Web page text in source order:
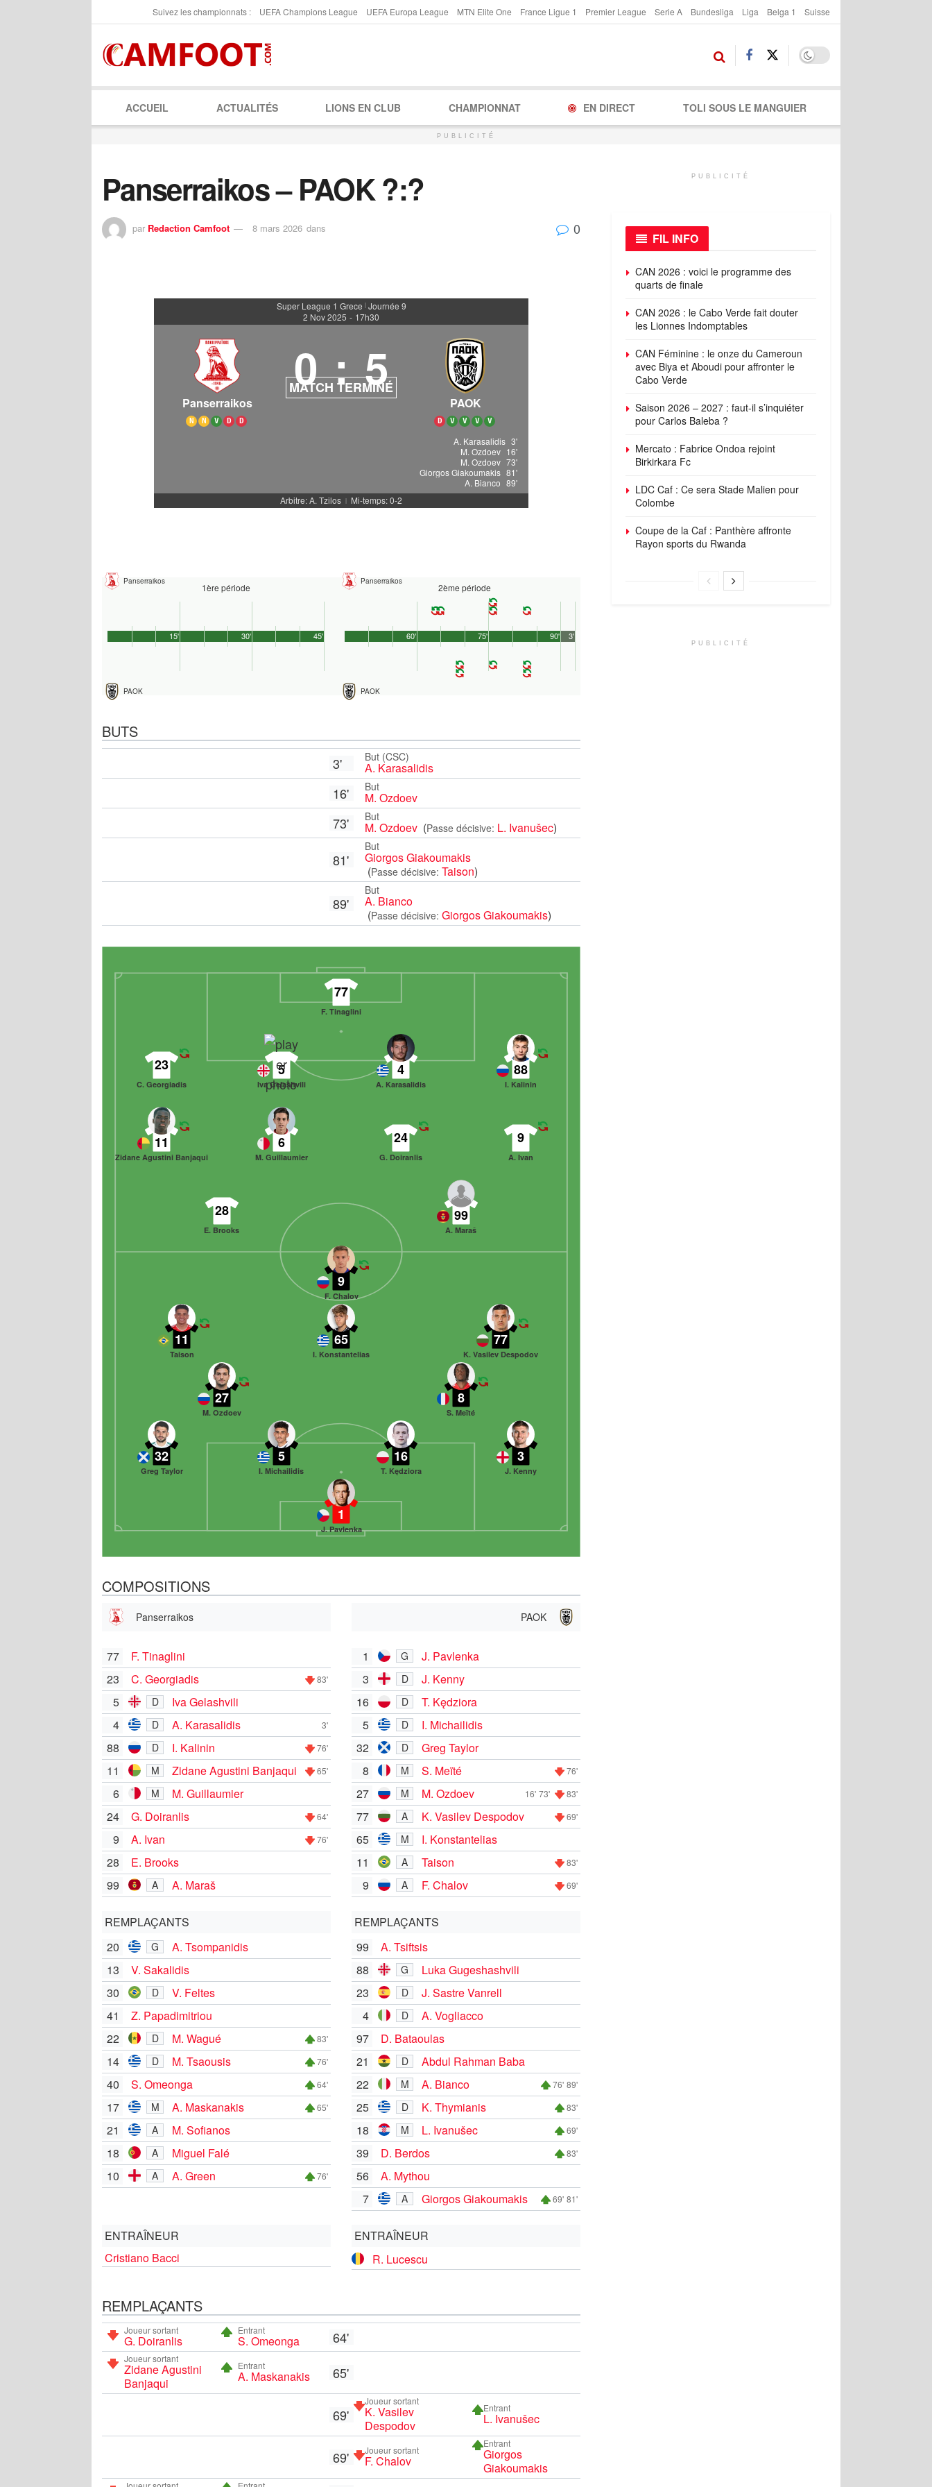
Suivez les championnats : UEFA Champions League UEFA Europa League MTN Elite One France Ligue 1 Premier League Serie A Bundesliga Liga Belga 1 Suisse
ACCUEIL ACTUALITÉS LIONS EN CLUB CHAMPIONNAT EN DIRECT TOLI SOUS LE MANGUIER
PUBLICITÉ
Panserraikos – PAOK ?:?
par Redaction Camfoot 8 mars 2026 dans 0
Super League 1 Grece | Journée 9
2 Nov 2025 - 17h30
Panserraikos
N N V D D
0 : 5
MATCH TERMINÉ
PAOK
D V V V V
A. Karasalidis 3'
M. Ozdoev 16'
M. Ozdoev 73'
Giorgos Giakoumakis 81'
A. Bianco 89'
Arbitre: A. Tzilos | Mi-temps: 0-2
Panserraikos
1ère période
PAOK
45'
15' 30'
Panserraikos
2ème période
PAOK
90'
60' 75' 3'
BUTS
3' But (CSC)
A. Karasalidis
16' But
M. Ozdoev
73' But
M. Ozdoev (Passe décisive: L. Ivanušec)
81'
But
Giorgos Giakoumakis
(Passe décisive: Taison)
89'
But
A. Bianco
(Passe décisive: Giorgos Giakoumakis)
77
F. Tinaglini
88
I. Kalinin
4
A. Karasalidis
5
Iva Gelashvili
23
C. Georgiadis
9
A. Ivan
24
G. Doiranlis
6
M. Guillaumier
11
Zidane Agustini Banjaqui
99
A. Maraš
28
E. Brooks
1
J. Pavlenka
32
Greg Taylor
5
I. Michailidis
16
T. Kędziora
3
J. Kenny
27
M. Ozdoev
8
S. Meïté
11
Taison
65
I. Konstantelias
77
K. Vasilev Despodov
9
F. Chalov
COMPOSITIONS
Panserraikos
77
F. Tinaglini
23
C. Georgiadis 83'
5 D
Iva Gelashvili
4
D A. Karasalidis 3'
88 D I. Kalinin 76'
11 M Zidane Agustini Banjaqui 65'
6 M
M. Guillaumier
24
G. Doiranlis 64'
9 A. Ivan 76'
28
E. Brooks
99
A A. Maraš
REMPLAÇANTS
20
G
A. Tsompanidis
13
V. Sakalidis
30
D
V. Feltes
41
Z. Papadimitriou
22
D M. Wagué 83'
14 D M. Tsaousis 76'
40 S. Omeonga 64'
17 M A. Maskanakis 65'
21 A
M. Sofianos
18
A
Miguel Falé
10
A A. Green 76'
ENTRAÎNEUR
Cristiano Bacci
PAOK
1 G
J. Pavlenka
3
D
J. Kenny
16
D
T. Kędziora
5
D
I. Michailidis
32
D
Greg Taylor
8
M S. Meïté 76'
27 M M. Ozdoev 16' 73' 83'
77 A K. Vasilev Despodov 69'
65 M
I. Konstantelias
11
A Taison 83'
9 A F. Chalov 69'
REMPLAÇANTS
99
A. Tsiftsis
88
G
Luka Gugeshashvili
23
D
J. Sastre Vanrell
4
D
A. Vogliacco
97
D. Bataoulas
21
D
Abdul Rahman Baba
22
M A. Bianco 76' 89'
25 D K. Thymianis 83'
18 M L. Ivanušec 69'
39 D. Berdos 83'
56
A. Mythou
7
A Giorgos Giakoumakis 69' 81'
ENTRAÎNEUR
R. Lucescu
REMPLAÇANTS
Joueur sortant
G. Doiranlis
Entrant
S. Omeonga 64'
Joueur sortant
Zidane Agustini
Banjaqui
Entrant
A. Maskanakis 65'
69'
Joueur sortant
K. Vasilev
Despodov
Entrant
L. Ivanušec
69' Joueur sortant
F. Chalov
Entrant
Giorgos
Giakoumakis
PUBLICITÉ
FIL INFO
CAN 2026 : voici le programme des
quarts de finale
CAN 2026 : le Cabo Verde fait douter
les Lionnes Indomptables
CAN Féminine : le onze du Cameroun
avec Biya et Aboudi pour affronter le
Cabo Verde
Saison 2026 – 2027 : faut-il s’inquiéter
pour Carlos Baleba ?
Mercato : Fabrice Ondoa rejoint
Birkirkara Fc
LDC Caf : Ce sera Stade Malien pour
Colombe
Coupe de la Caf : Panthère affronte
Rayon sports du Rwanda
PUBLICITÉ